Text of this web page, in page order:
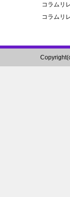
コラムリ
コラムリ